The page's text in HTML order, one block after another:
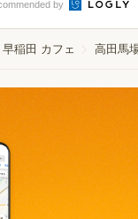
by
稲田 カフェ 高田馬